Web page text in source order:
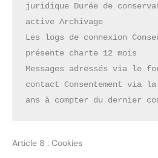
juridique Durée de
active Archivage
Les logs de connexion
présente charte 12 mois
Messages adressés via le
contact Consentement via
ans à compter du dernier
Article 8 : Cookies